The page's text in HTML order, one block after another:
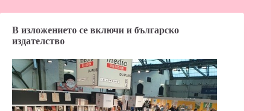
В изложението се включи и българско
издателство